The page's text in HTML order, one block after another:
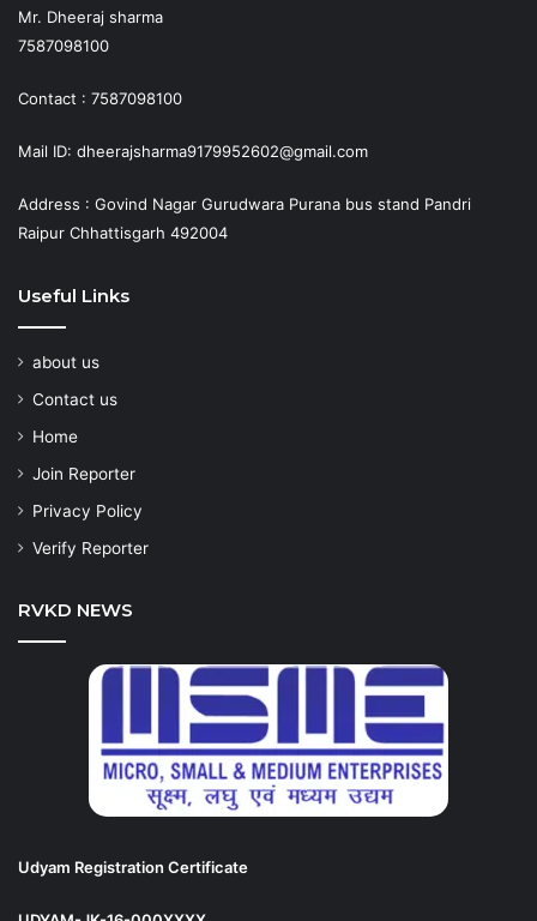
Mr. Dheeraj sharma
7587098100
Contact : 7587098100
Mail ID: dheerajsharma9179952602@gmail.com
Address : Govind Nagar Gurudwara Purana bus stand Pandri
Raipur Chhattisgarh 492004
Useful Links
about us
Contact us
Home
Join Reporter
Privacy Policy
Verify Reporter
RVKD NEWS
Udyam Registration Certificate